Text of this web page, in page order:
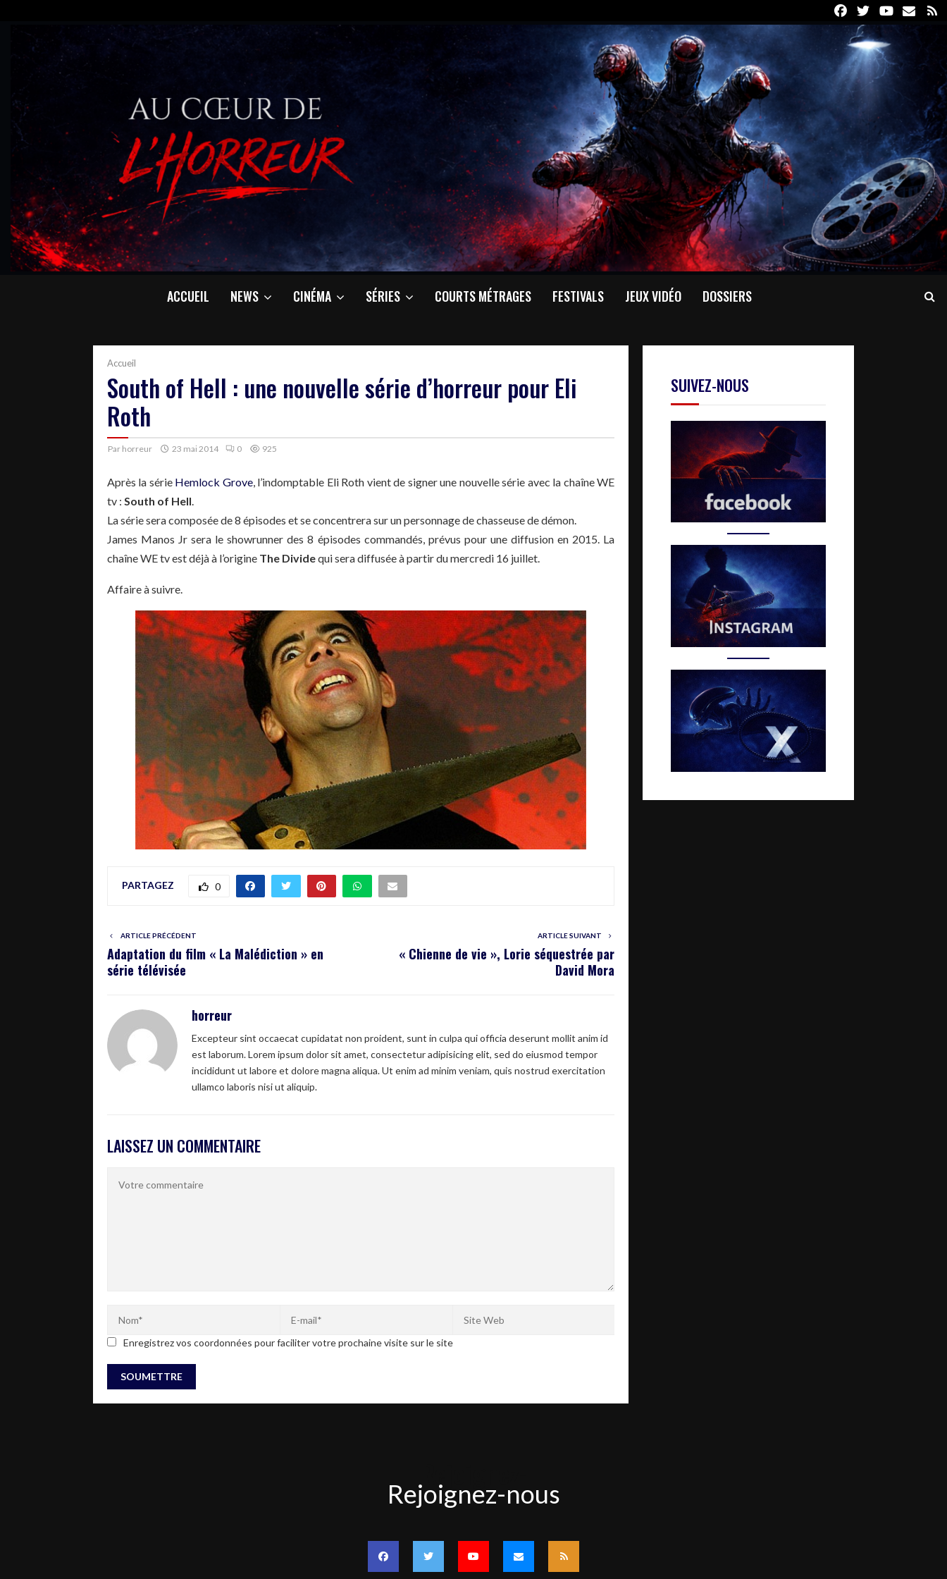
FacebookTwitterYoutube
Email
ACCUEIL NEWS CINÉMA SÉRIES COURTS MÉTRAGES FESTIVALS JEUX VIDÉO DOSSIERS
Accueil
South of Hell : une nouvelle série d’horreur pour Eli
Roth
Par horreur 23 mai 2014 0 925
Après la série Hemlock Grove, l’indomptable Eli Roth vient de signer une nouvelle série avec la chaîne WE
tv : South of Hell.
La série sera composée de 8 épisodes et se concentrera sur un personnage de chasseuse de démon.
James Manos Jr sera le showrunner des 8 épisodes commandés, prévus pour une diffusion en 2015. La
chaîne WE tv est déjà à l’origine The Dividequi sera diffusée à partir du mercredi 16 juillet.
Affaire à suivre.
PARTAGEZ 0
ARTICLE PRÉCÉDENT
Adaptation du film « La Malédiction » en
série télévisée
ARTICLE SUIVANT
« Chienne de vie », Lorie séquestrée par
David Mora
horreur
Excepteur sint occaecat cupidatat non proident, sunt in culpa qui officia deserunt mollit anim id
est laborum. Lorem ipsum dolor sit amet, consectetur adipisicing elit, sed do eiusmod tempor
incididunt ut labore et dolore magna aliqua. Ut enim ad minim veniam, quis nostrud exercitation
ullamco laboris nisi ut aliquip.
LAISSEZ UN COMMENTAIRE
Enregistrez vos coordonnées pour faciliter votre prochaine visite sur le site
SUIVEZ-NOUS
nous
Rejoignez-nous